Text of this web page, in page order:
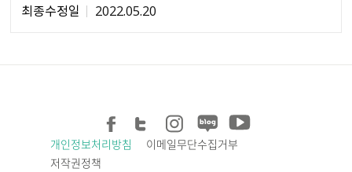
최종수정일 2022.05.20
개인정보처리방침
이메일무단수집거부
저작권정책